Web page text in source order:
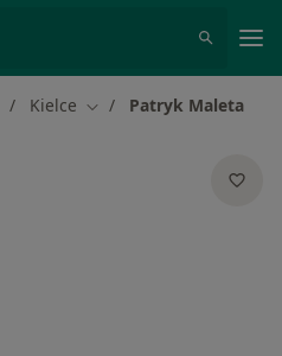
Kielce Zmień miasto
Patryk Maleta